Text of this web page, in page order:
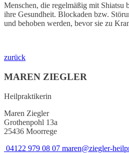
Menschen, die regelmäßig mit Shiatsu
ihre Gesundheit. Blockaden bzw.
und behoben werden, bevor sie zu
zurück
MAREN ZIEGLER
Heilpraktikerin
Maren Ziegler
Grothenpohl 13a
25436 Moorrege
04122 979 08 07 maren@ziegler-